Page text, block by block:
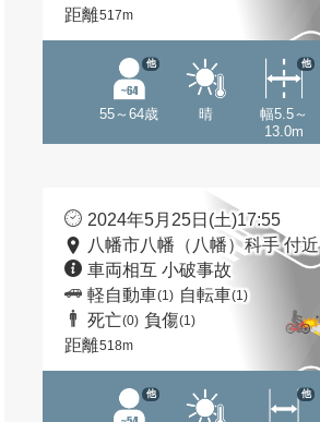
距離517m
55～64歳
他
晴
幅5.5～
13.0m
他
2024年5月25日(土)17:55
八幡市八幡（八幡）科手 付近
車両相互 小破事故
軽自動車(1) 自転車(1)
死亡(0) 負傷(1)
距離518m
他 他